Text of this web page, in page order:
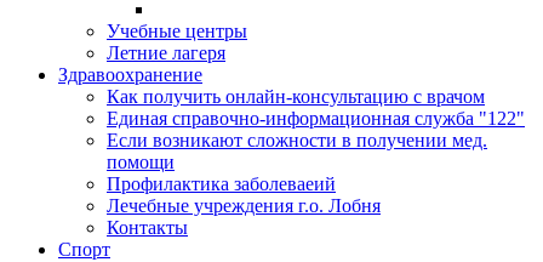
Учебные центры
Летние лагеря
Здравоохранение
Как получить онлайн-консультацию с врачом
Единая справочно-информационная служба "122"
Если возникают сложности в получении мед.
помощи
Профилактика заболеваеий
Лечебные учреждения г.о. Лобня
Контакты
Спорт